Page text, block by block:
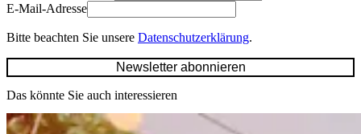
E-Mail-Adresse
Bitte beachten Sie unsere Datenschutzerklärung.
Newsletter abonnieren
Das könnte Sie auch interessieren